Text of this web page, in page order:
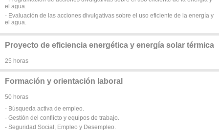
el agua.
- Evaluación de las acciones divulgativas sobre el uso eficiente de la energía y
el agua.
Proyecto de eficiencia energética y energía solar térmica
25 horas
Formación y orientación laboral
50 horas
- Búsqueda activa de empleo.
- Gestión del conflicto y equipos de trabajo.
- Seguridad Social, Empleo y Desempleo.